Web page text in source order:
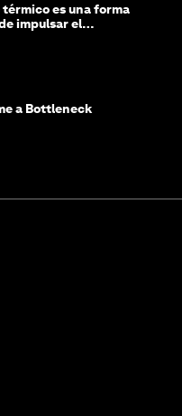
es una forma
impulsar el
a Bottleneck